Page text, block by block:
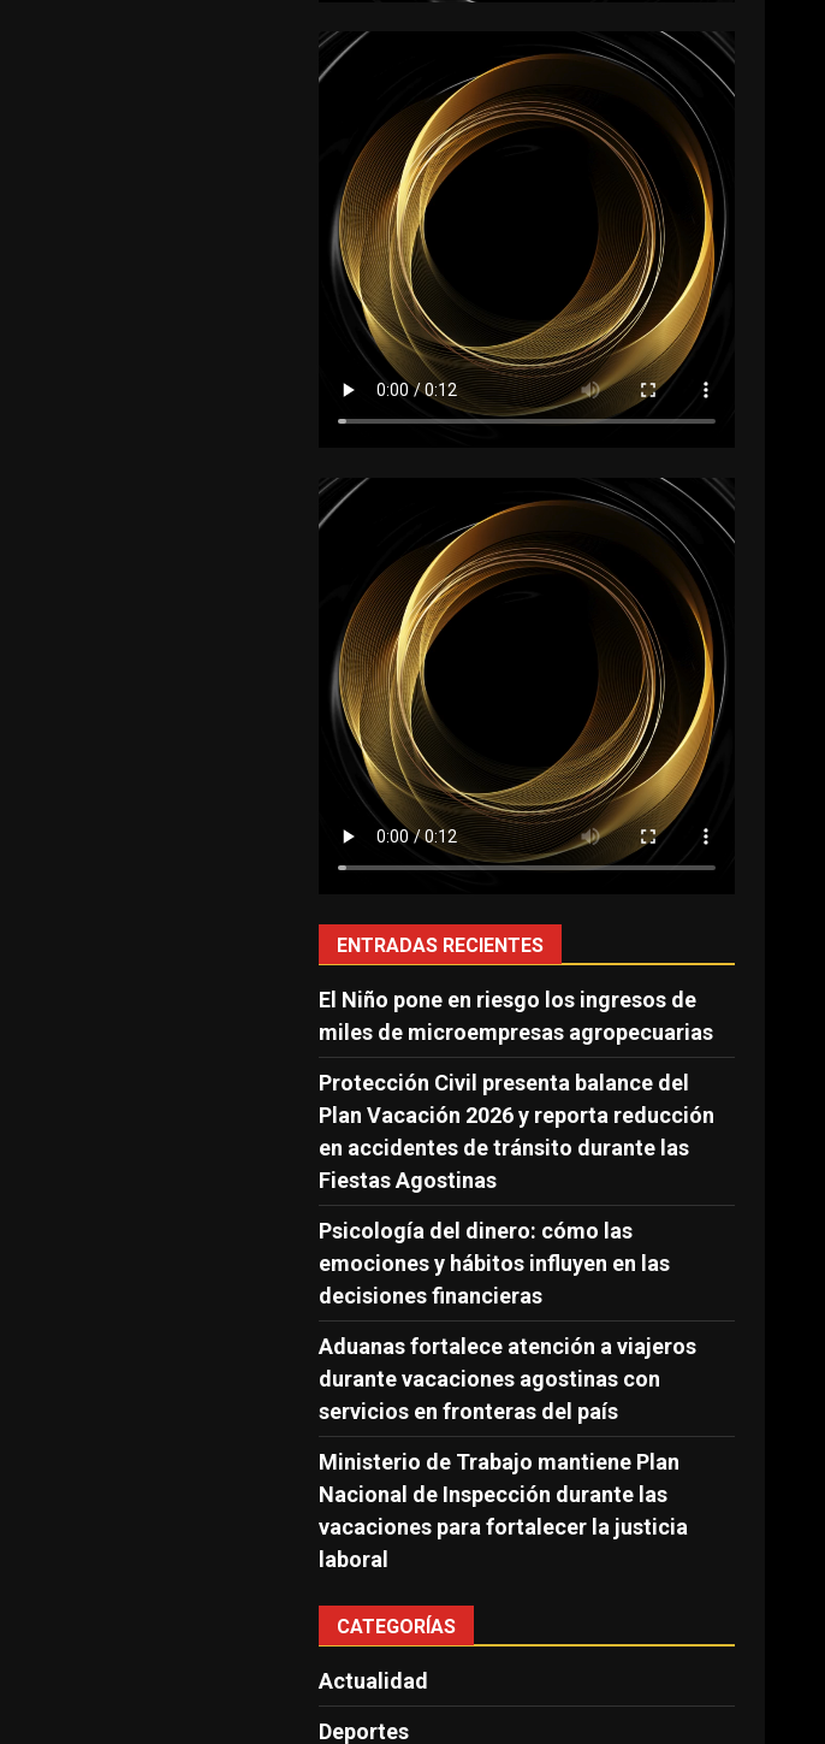
ENTRADAS RECIENTES
El Niño pone en riesgo los ingresos de
miles de microempresas agropecuarias
Protección Civil presenta balance del
Plan Vacación 2026 y reporta reducción
en accidentes de tránsito durante las
Fiestas Agostinas
Psicología del dinero: cómo las
emociones y hábitos influyen en las
decisiones financieras
Aduanas fortalece atención a viajeros
durante vacaciones agostinas con
servicios en fronteras del país
Ministerio de Trabajo mantiene Plan
Nacional de Inspección durante las
vacaciones para fortalecer la justicia
laboral
CATEGORÍAS
Actualidad
Deportes